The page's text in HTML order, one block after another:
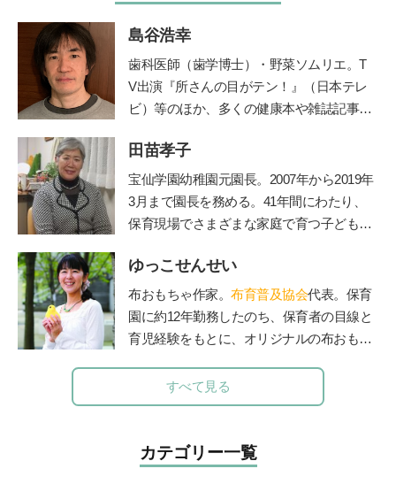
島谷浩幸
歯科医師（歯学博士）・野菜ソムリエ。T
V出演『所さんの目がテン！』（日本テレ
ビ）等のほか、多くの健康本や雑誌記事・
由流里舎農園
認。Twitterも更新中。
田苗孝子
宝仙学園幼稚園元園長。2007年から2019年
3月まで園長を務める。41年間にわたり、
保育現場でさまざまな家庭で育つ子どもと
定評がある。豊かな経験を活かして、『幼
稚園』（小学館刊）で育児相談コーナーを
担当。子育て中のママたちに温かなメッセ
ージを伝えてきた。
ゆっこせんせい
布おもちゃ作家。 布育普及協会代表。保育
園に約12年勤務したのち、保育者の目線と
育児経験をもとに、オリジナルの布おもち
とい」を立ち上げ、保育者を対象にした
「保育セミナー」や子育て中のお母さん、
で講師として活躍している。布おもちゃ作
家＆保育士「ゆっこせんせい」の『
すべて見る
カテゴリー一覧